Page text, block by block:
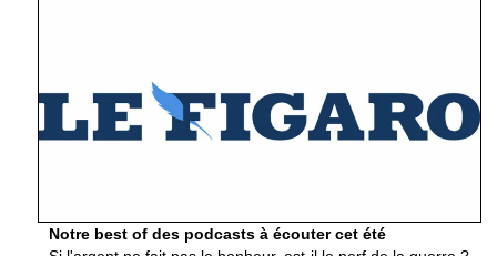
Notre best of des podcasts à écouter cet été